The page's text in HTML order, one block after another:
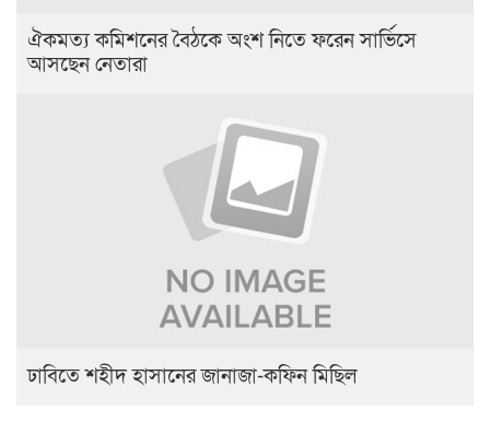
ঐকমত্য কমিশনের বৈঠকে অংশ নিতে ফরেন সার্ভিসে
আসছেন নেতারা
ঢাবিতে শহীদ হাসানের জানাজা-কফিন মিছিল